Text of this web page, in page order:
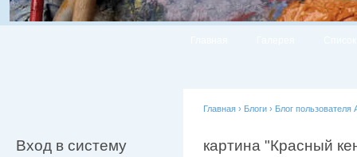
Вход в систему
Главная › Блоги › Блог пользователя
картина "Красный